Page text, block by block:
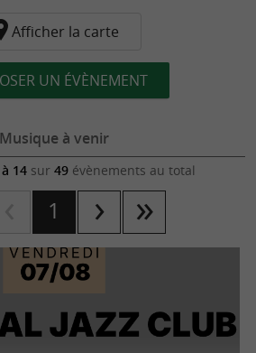
Afficher la carte
UN ÉVÈNEMENT
Musique à venir
14sur 49évènements au total
1